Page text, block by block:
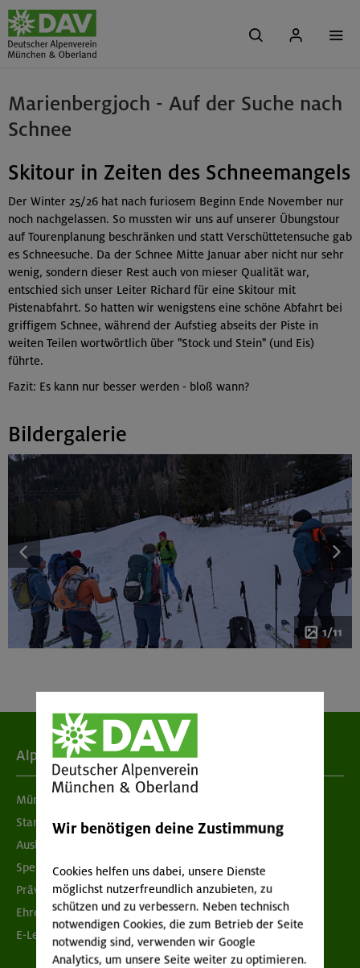
Marienbergjoch - Auf der Suche nach
Schnee
Skitour in Zeiten des Schneemangels
Der Winter 25/26 hat nach furiosem Beginn Ende November nur
noch nachgelassen. So mussten wir uns auf unserer Übungstour
auf Tourenplanung beschränken und statt Verschüttetensuche gab
es Schneesuche. Da der Schnee Mitte Januar aber nicht nur sehr
wenig, sondern dieser Rest auch von mieser Qualität war,
entschied sich unser Leiter Richard für eine Skitour mit
Pistenabfahrt. So hatten wir wenigstens eine schöne Abfahrt bei
griffigem Schnee, während der Aufstieg abseits der Piste in
weiten Teilen wortwörtlich über "Stock und Stein" (und Eis)
führte.
Fazit: Es kann nur besser werden - bloß wann?
Bildergalerie
1/11
Alpenverein
München & Oberland
Standorte
Ausbildung & Jobs
Spenden
Prävention sexualisierter Gewalt
Ehrenamtsbörse
E-Learning
Wir benötigen deine Zustimmung
Cookies helfen uns dabei, unsere Dienste
möglichst nutzerfreundlich anzubieten, zu
schützen und zu verbessern. Neben technisch
notwendigen Cookies, die zum Betrieb der Seite
notwendig sind, verwenden wir Google
Analytics, um unsere Seite weiter zu optimieren.